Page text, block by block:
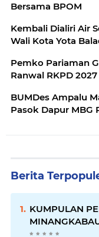
Bersama BPOM
Kembali Dialiri Air
Wali Kota Yota
Pemko Pariaman
Ranwal RKPD 2027
BUMDes Ampalu
Pasok Dapur MBG
Berita
KUMPULAN